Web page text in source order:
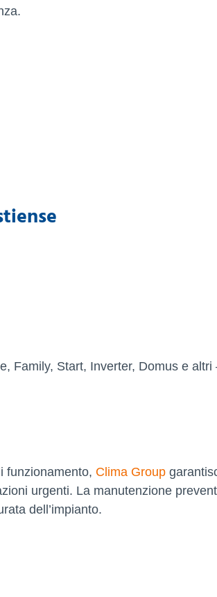
Family, Start, Inverter, Domus e
funzionamento, Clima Group
urgenti. La manutenzione
dell’impianto.